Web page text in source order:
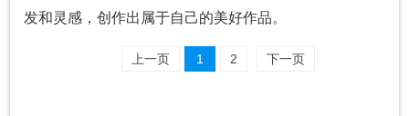
发和灵感，创作出属于自己的美好作品。
上一页 1 2 下一页